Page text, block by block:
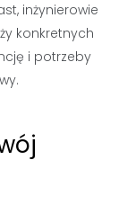
inżynierowie
konkretnych
i potrzeby